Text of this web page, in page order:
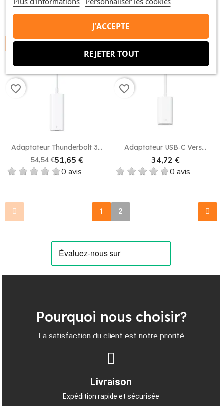
Adaptateur Thunderbolt 3...
54,54 €51,65 €
0 avis
-2,89 €
favorite_border
Adaptateur USB‑C Vers...
34,72 €
0 avis
RUPTURE DE STOCK
favorite_border
1 2
Pourquoi nous choisir?
La satisfaction du client est notre priorité
Livraison
Expédition rapide et sécurisée
REJETER TOUT
J'ACCEPTE